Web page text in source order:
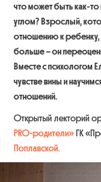
что может быть как-то
углом? Взрослый,
отношению к ребенку,
больше – он
Вместе с психологом
чувстве вины и
отношений.
Открытый лекторий
PRO-родители»ГК
Поплавской.